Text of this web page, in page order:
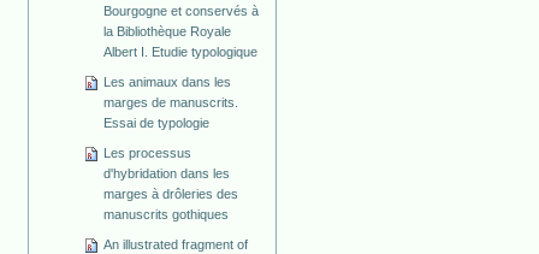
Bourgogne et conservés à
la Bibliothèque Royale
Albert I. Etudie typologique
Les animaux dans les
marges de manuscrits.
Essai de typologie
Les processus
d'hybridation dans les
marges à drôleries des
manuscrits gothiques
An illustrated fragment of